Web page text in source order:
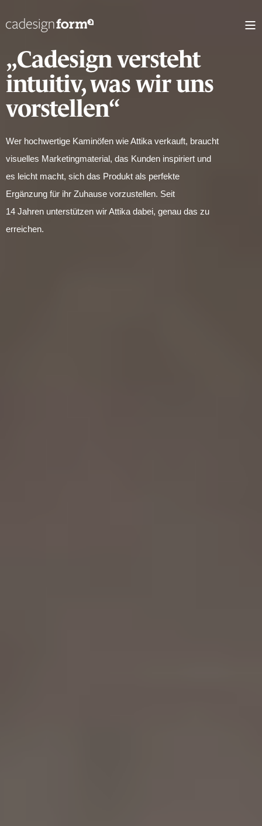
„Cadesign versteht
intuitiv, was wir uns
vorstellen“
Wer hochwertige Kaminöfen wieAttika verkauft, braucht
visuelles Marketingmaterial, das Kunden inspiriert und
es leicht macht, sich das Produkt als perfekte
Ergänzung für ihr Zuhause vorzustellen. Seit
14 Jahren unterstützen wirAttika dabei, genau das zu
erreichen.